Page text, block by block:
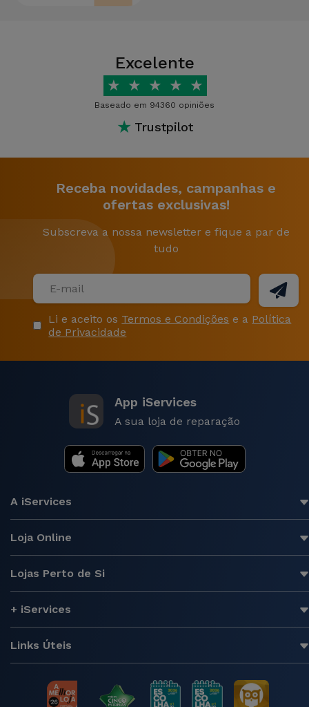
Excelente
★ ★ ★ ★ ★
Baseado em 94360 opiniões
★ Trustpilot
Receba novidades, campanhas e
ofertas exclusivas!
Subscreva a nossa newsletter e fique a par de
tudo
Li e aceito os Termos e Condições e a Política
de Privacidade
App iServices
A sua loja de reparação
A iServices
Loja Online
Lojas Perto de Si
+ iServices
Links Úteis